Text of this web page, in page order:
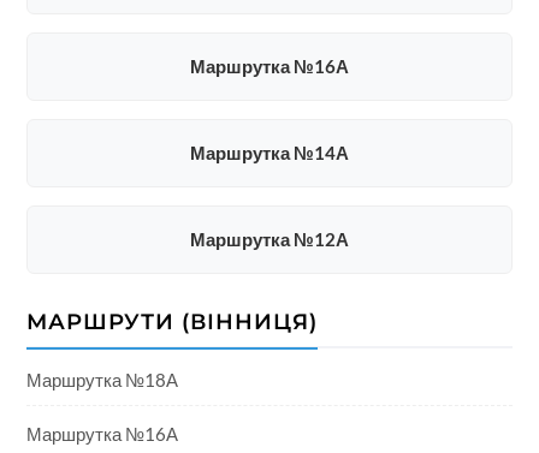
Маршрутка №16А
Маршрутка №14А
Маршрутка №12А
МАРШРУТИ (ВІННИЦЯ)
Маршрутка №18А
Маршрутка №16А